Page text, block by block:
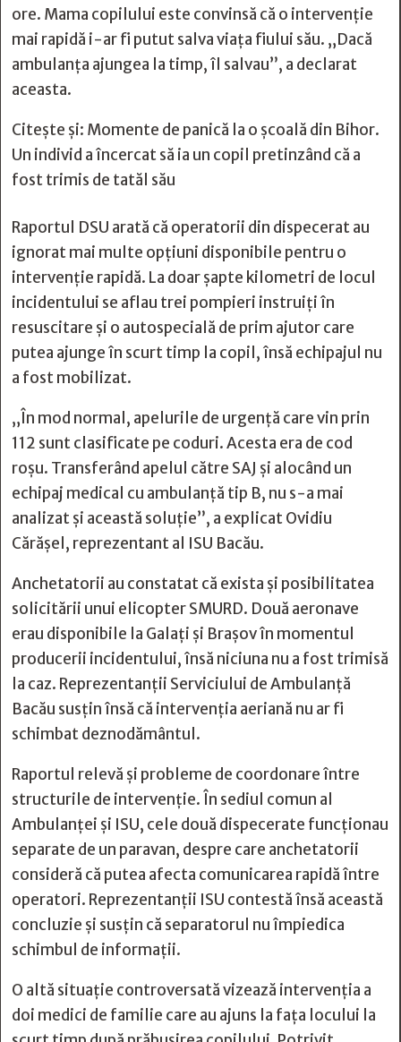
ore. Mama copilului este convinsă că o intervenție
mai rapidă i-ar fi putut salva viața fiului său. „Dacă
ambulanța ajungea la timp, îl salvau”, a declarat
aceasta.
Citește și: Momente de panică la o școală din Bihor.
Un individ a încercat să ia un copil pretinzând că a
fost trimis de tatăl său
Raportul DSU arată că operatorii din dispecerat au
ignorat mai multe opțiuni disponibile pentru o
intervenție rapidă. La doar șapte kilometri de locul
incidentului se aflau trei pompieri instruiți în
resuscitare și o autospecială de prim ajutor care
putea ajunge în scurt timp la copil, însă echipajul nu
a fost mobilizat.
„În mod normal, apelurile de urgenţă care vin prin
112 sunt clasificate pe coduri. Acesta era de cod
roşu. Transferând apelul către SAJ şi alocând un
echipaj medical cu ambulanţă tip B, nu s-a mai
analizat şi această soluţie”, a explicat Ovidiu
Cărăşel, reprezentant al ISU Bacău.
Anchetatorii au constatat că exista și posibilitatea
solicitării unui elicopter SMURD. Două aeronave
erau disponibile la Galați și Brașov în momentul
producerii incidentului, însă niciuna nu a fost trimisă
la caz. Reprezentanții Serviciului de Ambulanță
Bacău susțin însă că intervenția aeriană nu ar fi
schimbat deznodământul.
Raportul relevă și probleme de coordonare între
structurile de intervenție. În sediul comun al
Ambulanței și ISU, cele două dispecerate funcționau
separate de un paravan, despre care anchetatorii
consideră că putea afecta comunicarea rapidă între
operatori. Reprezentanții ISU contestă însă această
concluzie și susțin că separatorul nu împiedica
schimbul de informații.
O altă situație controversată vizează intervenția a
doi medici de familie care au ajuns la fața locului la